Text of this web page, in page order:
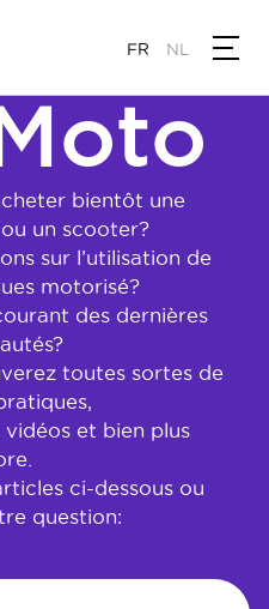
FR NL
bientôt une
un scooter?
sur l’utilisation de
motorisé?
des dernières
toutes sortes de
et bien plus
ci-dessous ou
question: